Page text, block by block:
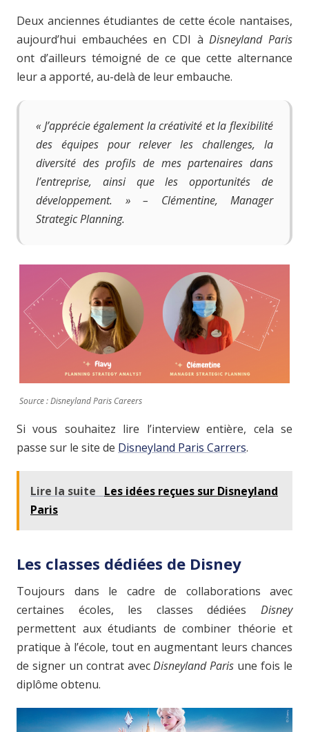
Deux anciennes étudiantes de cette école nantaises,
aujourd’hui embauchées en CDI àDisneyland Paris
ont d’ailleurs témoigné de ce que cette alternance
leur a apporté, au-delà de leur embauche.
« J’apprécie également la créativité et la flexibilité
des équipes pour relever les challenges, la
diversité des profils de mes partenaires dans
l’entreprise, ainsi que les opportunités de
développement. » – Clémentine, Manager
Strategic Planning.
Source : Disneyland Paris Careers
Si vous souhaitez lire l’interview entière, cela se
passe sur le site de Disneyland Paris Carrers.
Lire la suite
Les idées reçues sur Disneyland
Paris
Les classes dédiées de Disney
Toujours dans le cadre de collaborations avec
certaines écoles, les classes dédiées Disney
permettent aux étudiants de combiner théorie et
pratique à l’école, tout en augmentant leurs chances
de signer un contrat avecDisneyland Paris une fois le
diplôme obtenu.